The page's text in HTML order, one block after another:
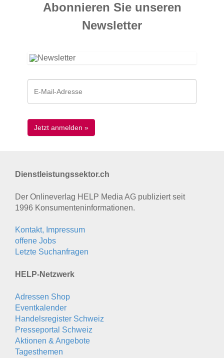
Abonnieren Sie unseren
News­letter
Dienstleistungssektor.ch
Der Onlineverlag HELP Media AG publiziert seit
1996 Konsumenten­informationen.
Kontakt, Impressum
offene Jobs
Letzte Suchanfragen
HELP-Netzwerk
Adressen Shop
Eventkalender
Handelsregister Schweiz
Presseportal Schweiz
Aktionen & Angebote
Tagesthemen